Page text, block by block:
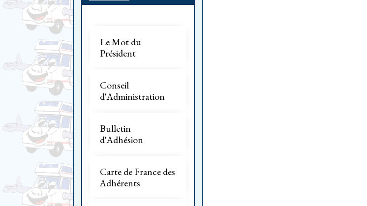
Le Mot du
Président
Conseil
d'Administration
Bulletin
d'Adhésion
Carte de France des
Adhérents